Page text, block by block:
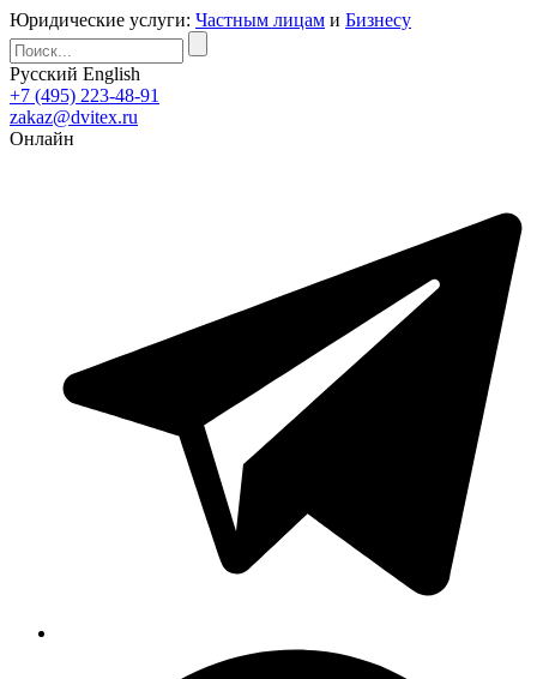
Юридические услуги: Частным лицам и Бизнесу
Русский English
+7 (495) 223-48-91
zakaz@dvitex.ru
Онлайн